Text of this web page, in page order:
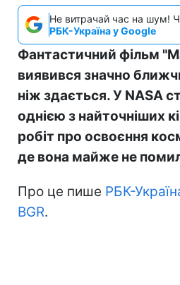
Не витрачай час на шум!
РБК-Україна у Google
Фантастичний фільм
виявився значно
ніж здається. У NASA
однією з найточніших
робіт про освоєння
де вона майже не
Про це пише РБК-
BGR.